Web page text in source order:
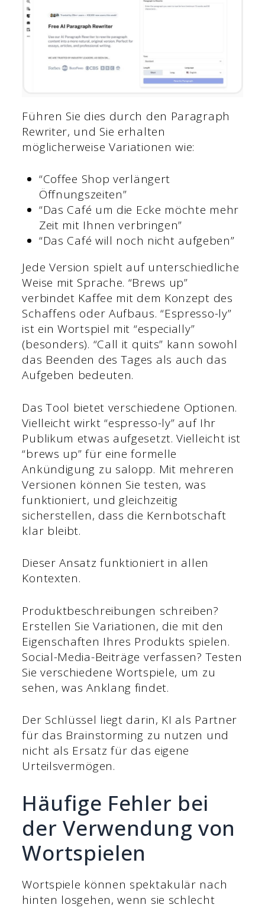
Führen Sie dies durch den Paragraph
Rewriter, und Sie erhalten
möglicherweise Variationen wie:
“Coffee Shop verlängert
Öffnungszeiten”
“Das Café um die Ecke möchte mehr
Zeit mit Ihnen verbringen”
“Das Café will noch nicht aufgeben”
Jede Version spielt auf unterschiedliche
Weise mit Sprache. “Brews up”
verbindet Kaffee mit dem Konzept des
Schaffens oder Aufbaus. “Espresso-ly”
ist ein Wortspiel mit “especially”
(besonders). “Call it quits” kann sowohl
das Beenden des Tages als auch das
Aufgeben bedeuten.
Das Tool bietet verschiedene Optionen.
Vielleicht wirkt “espresso-ly” auf Ihr
Publikum etwas aufgesetzt. Vielleicht ist
“brews up” für eine formelle
Ankündigung zu salopp. Mit mehreren
Versionen können Sie testen, was
funktioniert, und gleichzeitig
sicherstellen, dass die Kernbotschaft
klar bleibt.
Dieser Ansatz funktioniert in allen
Kontexten.
Produktbeschreibungen schreiben?
Erstellen Sie Variationen, die mit den
Eigenschaften Ihres Produkts spielen.
Social-Media-Beiträge verfassen? Testen
Sie verschiedene Wortspiele, um zu
sehen, was Anklang findet.
Der Schlüssel liegt darin, KI als Partner
für das Brainstorming zu nutzen und
nicht als Ersatz für das eigene
Urteilsvermögen.
Häufige Fehler bei
der Verwendung von
Wortspielen
Wortspiele können spektakulär nach
hinten losgehen, wenn sie schlecht